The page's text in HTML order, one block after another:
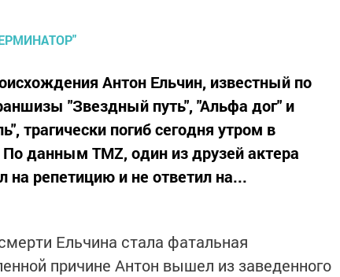
Антон Ельчин, известный по
"Звездный путь", "Альфа дог" и
трагически погиб сегодня утром в
данным TMZ, один из друзей актера
на репетицию и не ответил на...
Ельчина стала фатальная
причине Антон вышел из заведенного